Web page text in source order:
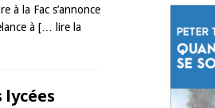
à la Fac s’annonce
à [… lire la